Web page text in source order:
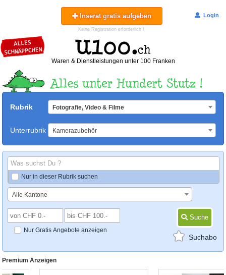
Login
Inserat gratis aufgeben
Keine Registration erforderlich !
Waren & Dienstleistungen unter 100 Franken
Rubrik Fotografie, Video & Filme
Unterrubrik Kamerazubehör
Nur in dieser Rubrik suchen
Alle Kantone
Nur Gratis Angebote anzeigen
Suche
Suchabo
Premium Anzeigen